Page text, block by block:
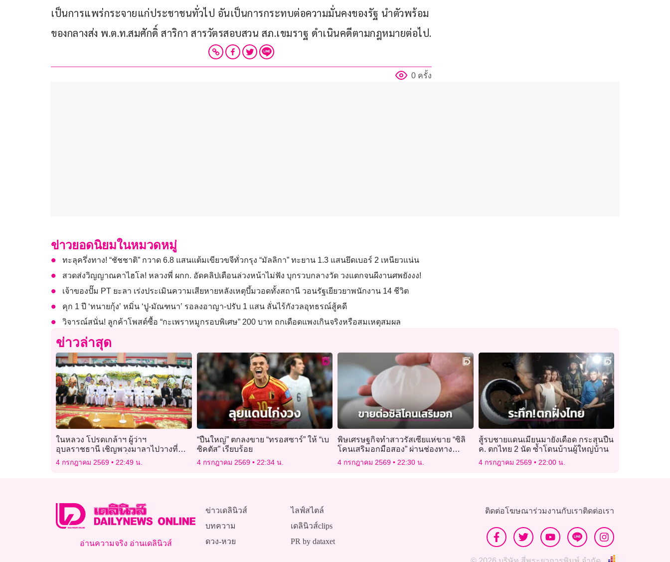
เป็นการแพร่กระจายแก่ประชาชนทั่วไป อันเป็นการกระทบต่อความมั่นคงของรัฐ นำตัวพร้อม
ของกลางส่ง พ.ต.ท.สมศักดิ์ สาริกา สารวัตรสอบสวน สภ.เขมราฐ ดำเนินคดีตามกฎหมายต่อไป.
0 ครั้ง
ข่าวยอดนิยมในหมวดหมู่
ทะลุครึ่งทาง! “ชัชชาติ” กวาด 6.8 แสนแต้มเขียวขจีทั่วกรุง “มัลลิกา” ทะยาน 1.3 แสนยึดเบอร์ 2 เหนียวแน่น
สวดส่งวิญญาณคาไฮโล! หลวงพี่ ผกก. อัดคลิปเตือนล่วงหน้าไม่ฟัง บุกรวบกลางวัด วงแตกจนผีงานศพยังงง!
เจ้าของปั๊ม PT ยะลา เร่งประเมินความเสียหายหลังเหตุบึ้มวอดทั้งสถานี วอนรัฐเยียวยาพนักงาน 14 ชีวิต
คุก 1 ปี ‘ทนายกุ้ง’ หมิ่น ‘ปู-มัณฑนา’ รอลงอาญา-ปรับ 1 แสน ลั่นไร้กังวลอุทธรณ์สู้คดี
วิจารณ์สนั่น! ลูกค้าโพสต์ซื้อ “กะเพราหมูกรอบพิเศษ” 200 บาท ถกเดือดแพงเกินจริงหรือสมเหตุสมผล
ข่าวล่าสุด
ในหลวง โปรดเกล้าฯ ผู้ว่าฯ
อุบลราชธานี เชิญพวงมาลาไปวางที่
หน้าหีบศพพระภิกษุที่มรณภาพจากเหตุ
รถยนต์เฉี่ยวชน
4 กรกฎาคม 2569 22:49 น.
“ปืนใหญ่” ตกลงขาย “ทรอสซาร์” ให้ “เบ
ซิคตัส” เรียบร้อย
4 กรกฎาคม 2569 22:34 น.
พิษเศรษฐกิจทำสาวรัสเซียแห่ขาย “ซิลิ
โคนเสริมอกมือสอง” ผ่านช่องทาง
ออนไลน์
4 กรกฎาคม 2569 22:30 น.
สู้รบชายแดนเมียนมายังเดือด กระสุนปืน
ค. ตกไทย 2 นัด ซ้ำโดนบ้านผู้ใหญ่บ้าน
4 กรกฎาคม 2569 22:00 น.
อ่านความจริง อ่านเดลินิวส์
ข่าวเดลินิวส์
บทความ
ดวง-หวย
ไลฟ์สไตล์
เดลินิวส์clips
PR by dataxet
ติดต่อโฆษณาร่วมงานกับเราติดต่อเรา